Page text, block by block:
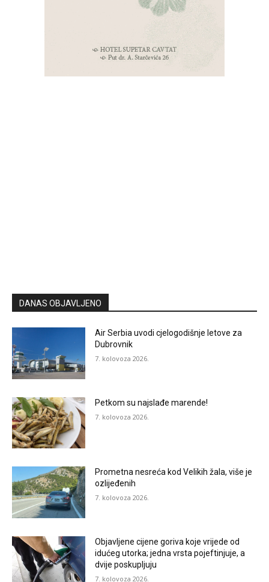
DANAS OBJAVLJENO
Air Serbia uvodi cjelogodišnje letove za
Dubrovnik
7. kolovoza 2026.
Petkom su najslađe marende!
7. kolovoza 2026.
Prometna nesreća kod Velikih žala, više je
ozlijeđenih
7. kolovoza 2026.
Objavljene cijene goriva koje vrijede od
idućeg utorka; jedna vrsta pojeftinjuje, a
dvije poskupljuju
7. kolovoza 2026.